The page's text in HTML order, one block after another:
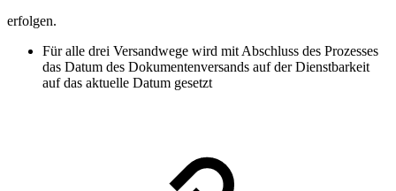
erfolgen.
Für alle drei Versandwege wird mit Abschluss des Prozesses
das Datum des Dokumentenversands auf der Dienstbarkeit
auf das aktuelle Datum gesetzt